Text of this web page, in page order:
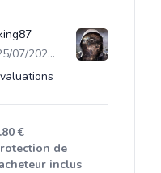
Dernière connexion : 25/07/2026 12:38
€
de
inclus